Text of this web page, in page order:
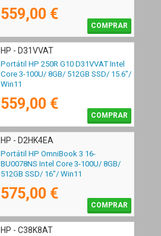
559,00 €
COMPRAR
HP - D31VVAT
Portátil HP 250R G10 D31VVAT Intel
Core 3-100U/ 8GB/ 512GB SSD/ 15.6"/
Win11
559,00 €
COMPRAR
HP - D2HK4EA
Portátil HP OmniBook 3 16-
BU0078NS Intel Core 3-100U/ 8GB/
512GB SSD/ 16"/ Win11
575,00 €
COMPRAR
HP - C38K8AT